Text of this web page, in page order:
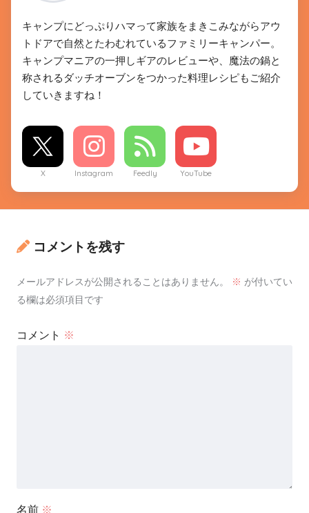
キャンプにどっぷりハマって家族をまきこみながらアウ
トドアで自然とたわむれているファミリーキャンパー。
キャンプマニアの一押しギアのレビューや、魔法の鍋と
称されるダッチオーブンをつかった料理レシピもご紹介
していきますね！
X Instagram Feedly YouTube
コメントを残す
メールアドレスが公開されることはありません。 ※ が付いてい
る欄は必須項目です
コメント ※
名前 ※